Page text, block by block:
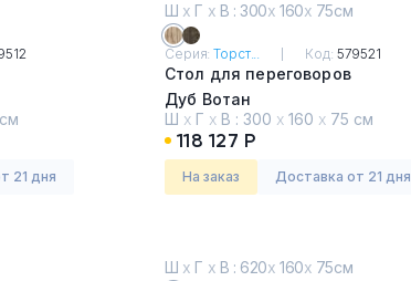
21 дня
Ш х Г х В : 300х 160х 75см
Серия:Торст... Код: 579521
Стол для переговоров
Дуб Вотан
Ш х Г х В : 300 х 160 х 75 см
118 127 Р
На заказ Доставка от 21 дня
Ш х Г х В : 620х 160х 75см